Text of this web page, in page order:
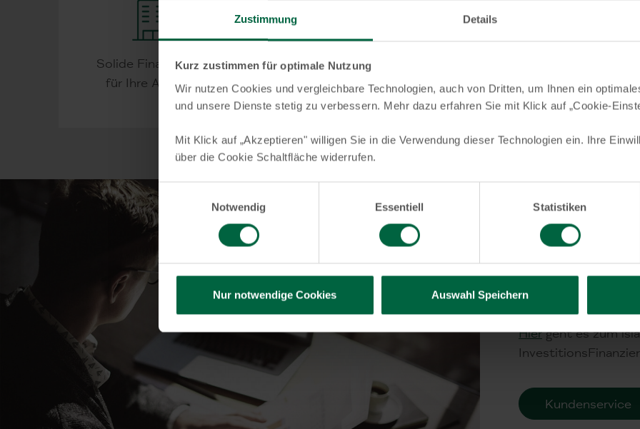
Zustimmung Details
Kurz zustimmen für optimale Nutzung
Wir nutzen Cookies und vergleichbare Technologien, auch von Dritten, um Ihnen ein
und unsere Dienste stetig zu verbessern. Mehr dazu erfahren Sie mit Klick auf „Cookie-
Mit Klick auf „Akzeptieren" willigen Sie in die Verwendung dieser Technologien ein. Ihre
über die Cookie Schaltfläche widerrufen.
Notwendig
Essentiell Statistiken
Nur notwendige Cookies Auswahl Speichern
Solide Finanzierung
für Ihre Anlagen.
Attraktive Konditionen.
Raten-
Hiergeht es zum
Kundenservice